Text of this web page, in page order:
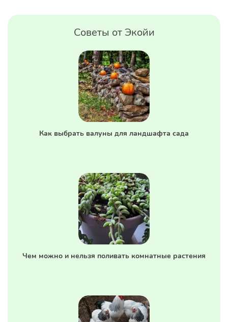
Советы от Экойи
Как выбрать валуны для ландшафта сада
Чем можно и нельзя поливать комнатные растения